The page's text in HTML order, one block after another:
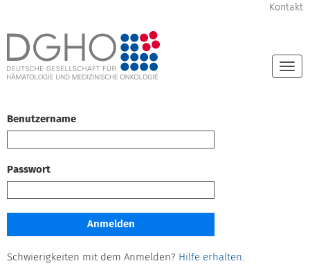
Kontakt
Benutzername
Passwort
Schwierigkeiten mit dem Anmelden? Hilfe erhalten.